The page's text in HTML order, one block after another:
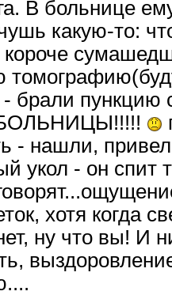
. В больнице
какую-то:
короче
- брали пункцию
- нашли,
укол - он спит
хотя когда
ну что вы! И